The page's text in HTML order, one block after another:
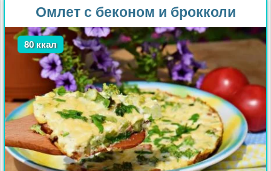
Омлет с беконом и брокколи
80 ккал